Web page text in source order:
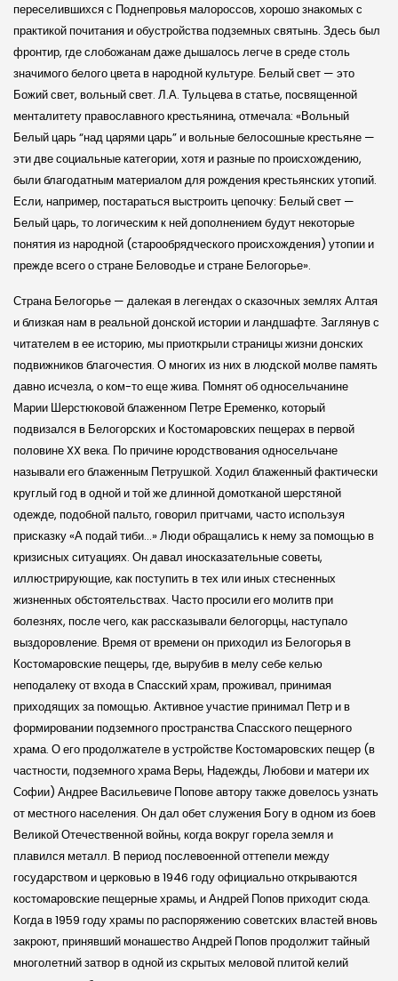
переселившихся с Поднепровья малороссов, хорошо знакомых с
практикой почитания и обустройства подземных святынь. Здесь был
фронтир, где слобожанам даже дышалось легче в среде столь
значимого белого цвета в народной культуре. Белый свет — это
Божий свет, вольный свет. Л.А. Тульцева в статье, посвященной
менталитету православного крестьянина, отмечала: «Вольный
Белый царь “над царями царь” и вольные белосошные крестьяне —
эти две социальные категории, хотя и разные по происхождению,
были благодатным материалом для рождения крестьянских утопий.
Если, например, постараться выстроить цепочку: Белый свет —
Белый царь, то логическим к ней дополнением будут некоторые
понятия из народной (старообрядческого происхождения) утопии и
прежде всего о стране Беловодье и стране Белогорье».
Страна Белогорье — далекая в легендах о сказочных землях Алтая
и близкая нам в реальной донской истории и ландшафте. Заглянув с
читателем в ее историю, мы приоткрыли страницы жизни донских
подвижников благочестия. О многих из них в людской молве память
давно исчезла, о ком-то еще жива. Помнят об односельчанине
Марии Шерстюковой блаженном Петре Еременко, который
подвизался в Белогорских и Костомаровских пещерах в первой
половине XX века. По причине юродствования односельчане
называли его блаженным Петрушкой. Ходил блаженный фактически
круглый год в одной и той же длинной домотканой шерстяной
одежде, подобной пальто, говорил притчами, часто используя
присказку «А подай тиби…» Люди обращались к нему за помощью в
кризисных ситуациях. Он давал иносказательные советы,
иллюстрирующие, как поступить в тех или иных стесненных
жизненных обстоятельствах. Часто просили его молитв при
болезнях, после чего, как рассказывали белогорцы, наступало
выздоровление. Время от времени он приходил из Белогорья в
Костомаровские пещеры, где, вырубив в мелу себе келью
неподалеку от входа в Спасский храм, проживал, принимая
приходящих за помощью. Активное участие принимал Петр и в
формировании подземного пространства Спасского пещерного
храма. О его продолжателе в устройстве Костомаровских пещер (в
частности, подземного храма Веры, Надежды, Любови и матери их
Софии) Андрее Васильевиче Попове автору также довелось узнать
от местного населения. Он дал обет служения Богу в одном из боев
Великой Отечественной войны, когда вокруг горела земля и
плавился металл. В период послевоенной оттепели между
государством и церковью в 1946 году официально открываются
костомаровские пещерные храмы, и Андрей Попов приходит сюда.
Когда в 1959 году храмы по распоряжению советских властей вновь
закроют, принявший монашество Андрей Попов продолжит тайный
многолетний затвор в одной из скрытых меловой плитой келий